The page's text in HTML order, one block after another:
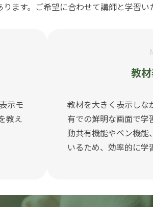
ます。ご希望に合わせて講師と学習い
示モ
教え
教
教材を大きく表示しな
有での鮮明な画面で学
動共有機能やペン機能
いるため、効率的に学